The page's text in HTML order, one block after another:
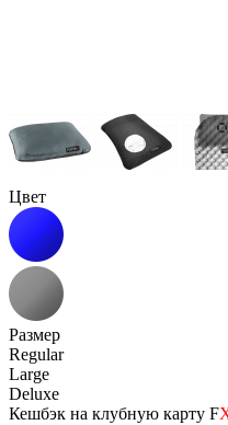
Цвет
Размер
Regular
Large
Deluxe
Кешбэк на клубную карту F